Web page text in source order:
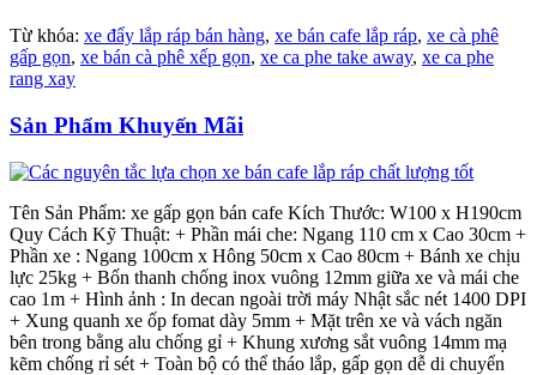
Từ khóa: xe đẩy lắp ráp bán hàng, xe bán cafe lắp ráp, xe cà phê
gấp gọn, xe bán cà phê xếp gọn, xe ca phe take away, xe ca phe
rang xay
Sản Phẩm Khuyến Mãi
Tên Sản Phẩm: xe gấp gọn bán cafe Kích Thước: W100 x H190cm
Quy Cách Kỹ Thuật: + Phần mái che: Ngang 110 cm x Cao 30cm +
Phần xe : Ngang 100cm x Hông 50cm x Cao 80cm + Bánh xe chịu
lực 25kg + Bốn thanh chống inox vuông 12mm giữa xe và mái che
cao 1m + Hình ảnh : In decan ngoài trời máy Nhật sắc nét 1400 DPI
+ Xung quanh xe ốp fomat dày 5mm + Mặt trên xe và vách ngăn
bên trong bằng alu chống gỉ + Khung xương sắt vuông 14mm mạ
kẽm chống rỉ sét + Toàn bộ có thể tháo lắp, gấp gọn dễ di chuyển